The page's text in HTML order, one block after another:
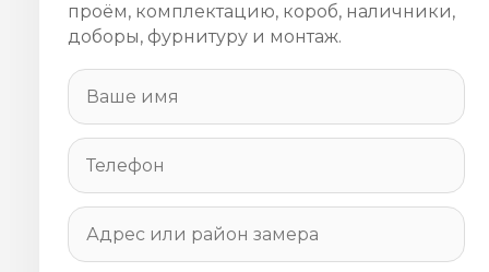
проём, комплектацию, короб, наличники,
доборы, фурнитуру и монтаж.